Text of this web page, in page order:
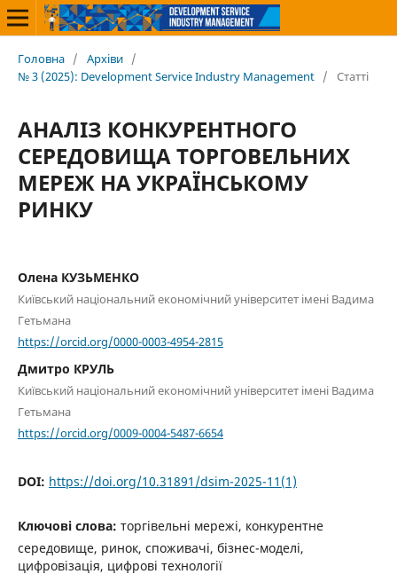
Головна / Архіви /
№ 3 (2025): Development Service Industry Management / Статті
АНАЛІЗ КОНКУРЕНТНОГО
СЕРЕДОВИЩА ТОРГОВЕЛЬНИХ
МЕРЕЖ НА УКРАЇНСЬКОМУ
РИНКУ
Олена КУЗЬМЕНКО
Київський національний економічний університет імені Вадима
Гетьмана
https://orcid.org/0000-0003-4954-2815
Дмитро КРУЛЬ
Київський національний економічний університет імені Вадима
Гетьмана
https://orcid.org/0009-0004-5487-6654
DOI: https://doi.org/10.31891/dsim-2025-11(1)
Ключові слова: торгівельні мережі, конкурентне
середовище, ринок, споживачі, бізнес-моделі,
цифровізація, цифрові технології